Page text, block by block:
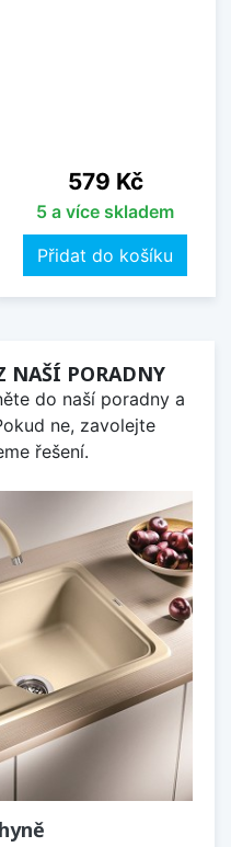
Cena
579 Kč
5 a více skladem
Přidat do košíku
NAŠÍ PORADNY
do naší poradny a
ne, zavolejte
řešení.